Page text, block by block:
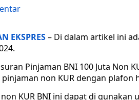
EKSPRES– Di dalam artikel ini
Pinjaman BNI 100 Juta Non
non KUR dengan plafon
KUR BNI ini dapat di